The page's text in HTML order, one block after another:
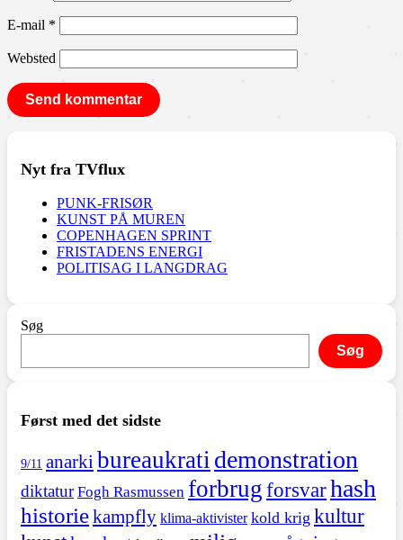
E-mail *
Websted
Nyt fra TVflux
PUNK-FRISØR
KUNST PÅ MUREN
COPENHAGEN SPRINT
FRISTADENS ENERGI
POLITISAG I LANGDRAG
Søg
Søg
Først med det sidste
9/11 anarki bureaukrati demonstration
diktatur Fogh Rasmussen forbrugforsvarhash
historiekampfly klima-aktivister kold krig kultur